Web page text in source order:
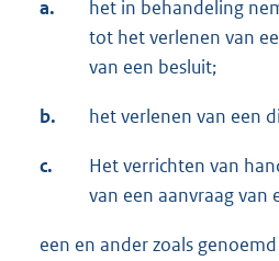
a.
het in behandeling
tot het verlenen van
van een besluit;
b. het verlenen van een
c.
Het verrichten van
van een aanvraag van
een en ander zoals